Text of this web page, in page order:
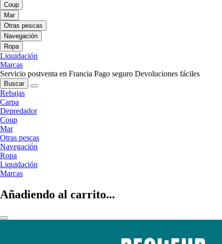
Coup
Mar
Otras pescas
Navegación
Ropa
Liquidación
Marcas
Servicio postventa en Francia Pago seguro Devoluciones fáciles
Buscar
Rebajas
Carpa
Depredador
Coup
Mar
Otras pescas
Navegación
Ropa
Liquidación
Marcas
Añadiendo al carrito...